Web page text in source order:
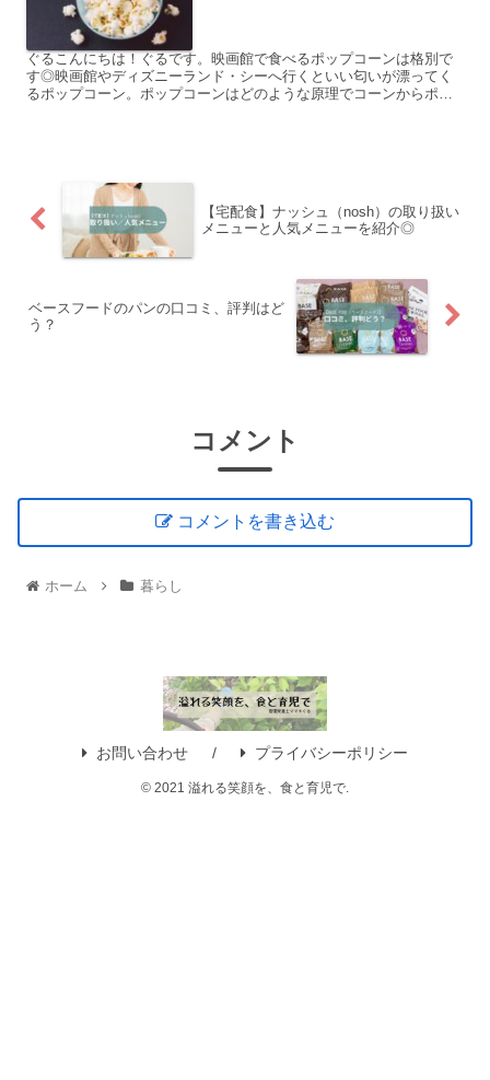
ぐるこんにちは！ぐるです。映画館で食べるポップコーンは格別で
す◎映画館やディズニーランド・シーへ行くといい匂いが漂ってく
るポップコーン。ポップコーンはどのような原理でコーンからポッ
【宅配食】ナッシュ（nosh）の取り扱い
メニューと人気メニューを紹介◎
ベースフードのパンの口コミ、評判はど
う？
コメント
コメントを書き込む
ホーム 暮らし
お問い合わせ プライバシーポリシー
© 2021 溢れる笑顔を、食と育児で.